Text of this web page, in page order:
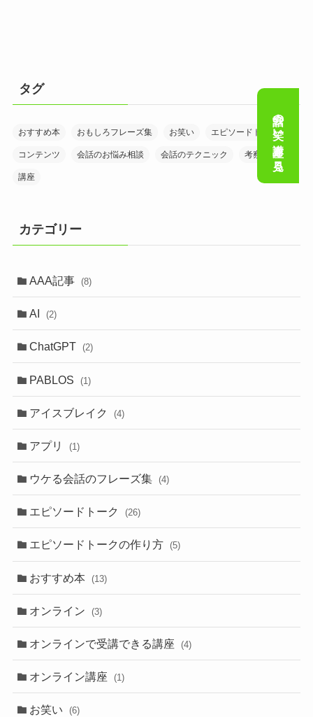
タグ
おすすめ本 おもしろフレーズ集 お笑い エピソードトーク
コンテンツ 会話のお悩み相談 会話のテクニック 考察
講座
カテゴリー
AAA記事 (8)
AI (2)
ChatGPT (2)
PABLOS (1)
アイスブレイク (4)
アプリ (1)
ウケる会話のフレーズ集 (4)
エピソードトーク (26)
エピソードトークの作り方 (5)
おすすめ本 (13)
オンライン (3)
オンラインで受講できる講座 (4)
オンライン講座 (1)
お笑い (6)
会話の笑い講座を見る